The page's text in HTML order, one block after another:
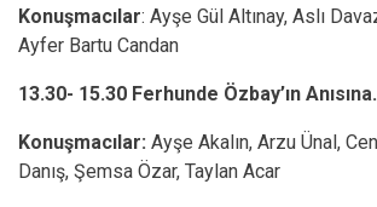
Konuşmacılar: Ayşe Gül Altınay, Aslı
Ayfer Bartu Candan
13.30- 15.30 Ferhunde Özbay’ın
Konuşmacılar: Ayşe Akalın, Arzu Ünal,
Danış, Şemsa Özar, Taylan Acar